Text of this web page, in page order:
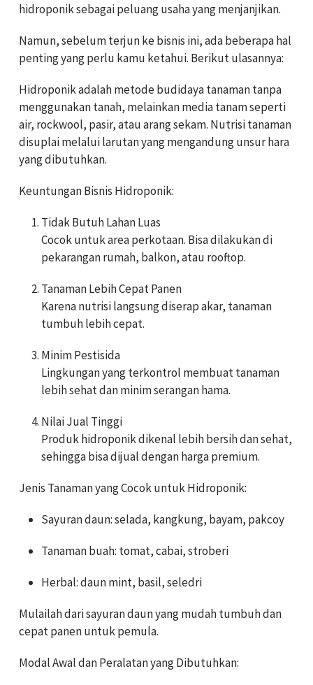
hidroponik sebagai peluang usaha yang menjanjikan.
Namun, sebelum terjun ke bisnis ini, ada beberapa hal
penting yang perlu kamu ketahui. Berikut ulasannya:
Hidroponik adalah metode budidaya tanaman tanpa
menggunakan tanah, melainkan media tanam seperti
air, rockwool, pasir, atau arang sekam. Nutrisi tanaman
disuplai melalui larutan yang mengandung unsur hara
yang dibutuhkan.
Keuntungan Bisnis Hidroponik:
Tidak Butuh Lahan Luas
Cocok untuk area perkotaan. Bisa dilakukan di
pekarangan rumah, balkon, atau rooftop.
Tanaman Lebih Cepat Panen
Karena nutrisi langsung diserap akar, tanaman
tumbuh lebih cepat.
Minim Pestisida
Lingkungan yang terkontrol membuat tanaman
lebih sehat dan minim serangan hama.
Nilai Jual Tinggi
Produk hidroponik dikenal lebih bersih dan sehat,
sehingga bisa dijual dengan harga premium.
Jenis Tanaman yang Cocok untuk Hidroponik:
Sayuran daun: selada, kangkung, bayam, pakcoy
Tanaman buah: tomat, cabai, stroberi
Herbal: daun mint, basil, seledri
Mulailah dari sayuran daun yang mudah tumbuh dan
cepat panen untuk pemula.
Modal Awal dan Peralatan yang Dibutuhkan: